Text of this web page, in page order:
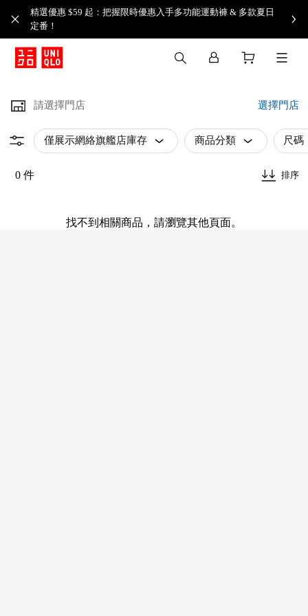
精選優惠 $59 起：把握限時優惠入手多功能運動褲 & 多款夏日
定番！​
請選擇門店 選擇門店
僅展示網絡旗艦店庫存 商品分類 尺碼
0 件 排序
找不到相關商品，請瀏覽其他頁面。